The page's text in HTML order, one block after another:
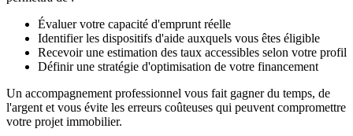
Évaluer votre capacité d'emprunt réelle
Identifier les dispositifs d'aide auxquels vous êtes éligible
Recevoir une estimation des taux accessibles selon votre profil
Définir une stratégie d'optimisation de votre financement
Un accompagnement professionnel vous fait gagner du temps, de
l'argent et vous évite les erreurs coûteuses qui peuvent compromettre
votre projet immobilier.